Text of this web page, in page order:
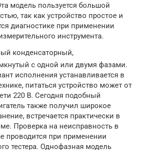
модель пользуется большой
так как устройство простое и
диагностике при применении
инструмента.
конденсаторный,
с одной или двумя фазами.
исполнения устанавливается в
питаться устройство может от
220 В. Сегодня подобный
также получил широкое
встречается практически в
Проверка на неисправность в
проводится при применении
тестера. Однофазная модель